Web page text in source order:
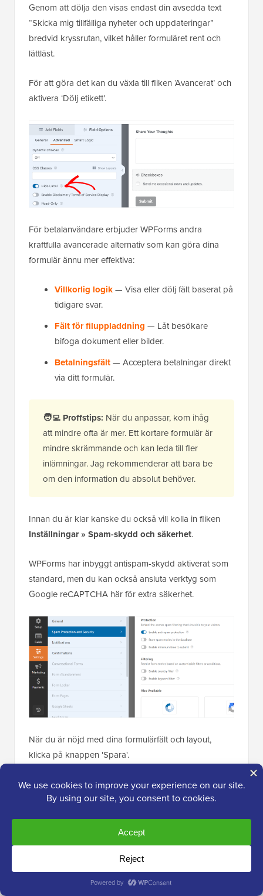
Genom att dölja den visas endast din avsedda text
“Skicka mig tillfälliga nyheter och uppdateringar”
bredvid kryssrutan, vilket håller formuläret rent och
lättläst.
För att göra det kan du växla till fliken ‘Avancerat’ och
aktivera ‘Dölj etikett’.
För betalanvändare erbjuder WPForms andra
kraftfulla avancerade alternativ som kan göra dina
formulär ännu mer effektiva:
Villkorlig logik— Visa eller dölj fält baserat på
tidigare svar.
Fält för filuppladdning — Låt besökare
bifoga dokument eller bilder.
Betalningsfält— Acceptera betalningar direkt
via ditt formulär.
🧑‍💻 Proffstips: När du anpassar, kom ihåg
att mindre ofta är mer. Ett kortare formulär är
mindre skrämmande och kan leda till fler
inlämningar. Jag rekommenderar att bara be
om den information du absolut behöver.
Innan du är klar kanske du också vill kolla in fliken
Inställningar » Spam-skydd och säkerhet.
WPForms har inbyggt antispam-skydd aktiverat som
standard, men du kan också ansluta verktyg som
Google reCAPTCHA här för extra säkerhet.
När du är nöjd med dina formulärfält och layout,
klicka på knappen 'Spara'.
Steg 4: Konfigurera aviseringar och
bekräftelser för kontaktformuläret
Nu när du har skapat ditt kontaktformulär är det
bekräftelsealternativ på rätt sätt.
Här är en snabb genomgång av varje inställning: